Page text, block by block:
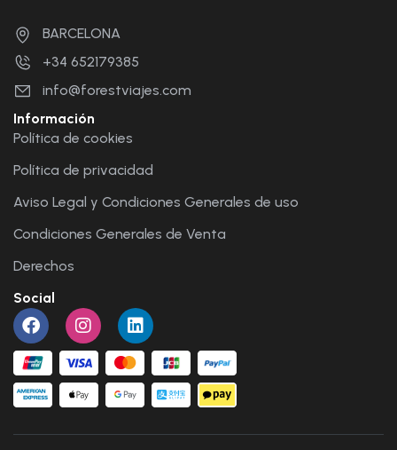
BARCELONA
+34 652179385
info@forestviajes.com
Información
Política de cookies
Política de privacidad
Aviso Legal y Condiciones Generales de uso
Condiciones Generales de Venta
Derechos
Social